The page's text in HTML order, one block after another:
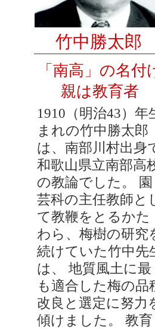
竹中勝太郎
「南高」の名付
親は教育者
1910（明治43）年
まれの竹中勝太郎
は、南部川村出身
和歌山県立南部高
の教論でした。 園
芸科の主任教師と
て教鞭をとるかた
わら、梅樹の研究
続けていた竹中先
は、 地質風土に最
も適合した梅の品
改良と選定に努力
傾けました。 教育